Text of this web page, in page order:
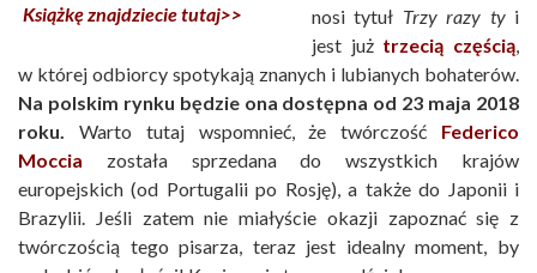
Książkę znajdziecie tutaj>>
nosi tytuł Trzy razy tyi
jest już trzecią częścią,
w której odbiorcy spotykają znanych i lubianych bohaterów.
Na polskim rynku będzie ona dostępna od 23 maja 2018
roku. Warto tutaj wspomnieć, że twórczość Federico
Moccia została sprzedana do wszystkich krajów
europejskich (od Portugalii po Rosję), a także do Japonii i
Brazylii. Jeśli zatem nie miałyście okazji zapoznać się z
twórczością tego pisarza, teraz jest idealny moment, by